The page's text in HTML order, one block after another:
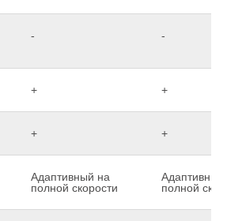
- -
+ +
+ +
Адаптивный на
полной скорости
Адаптивный
полной